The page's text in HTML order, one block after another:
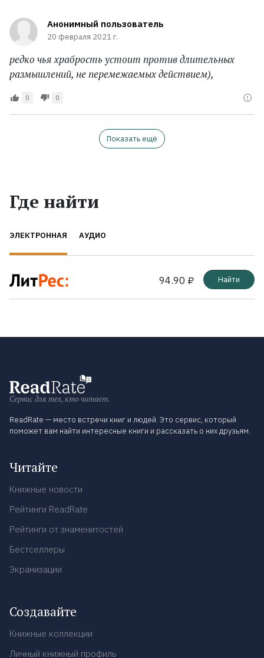
Анонимный пользователь
20 февраля 2021 г.
редко чья храбрость устоит против длительных
размышлений, не перемежаемых действием),
0 0
Показать ещё
Где найти
ЭЛЕКТРОННАЯ АУДИО
94.90 ₽ Найти
Сервис для тех, кто читает.
ReadRate — место встречи книг и людей. Это сервис, который
поможет вам найти интересные книги и рассказать о них друзьям.
Читайте
Книжные новости
Рейтинги ReadRate
Рейтинги от знаменитостей
Бестселлеры
Экранизации
Создавайте
Книжные коллекции
Личный книжный профиль